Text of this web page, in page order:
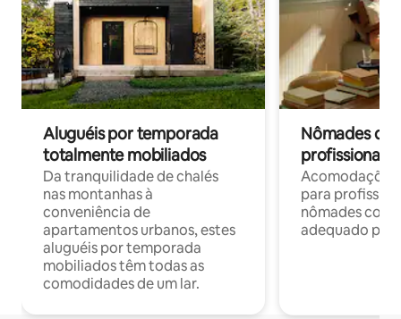
Aluguéis por temporada
totalmente mobiliados
Da tranquilidade de chalés
nas montanhas à
conveniência de
apartamentos urbanos, estes
aluguéis por temporada
mobiliados têm todas as
comodidades de um lar.
Nômades
profissionais
para
nômades com
adequado